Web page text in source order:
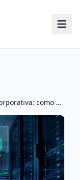
Governança de IA na infraestrutura corporativa: como a Arlequim eleva padrões de segurança e transparência no provisionamento em nuvem